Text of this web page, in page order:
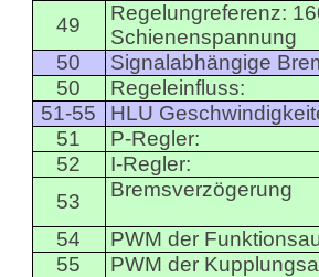
49
Regelungreferenz:
Schienenspannung
50
Signalabhängige
50
Regeleinfluss:
51-55
HLU
51
P-Regler:
52
I-Regler:
53
Bremsverzögerung
54
PWM der
55
PWM der